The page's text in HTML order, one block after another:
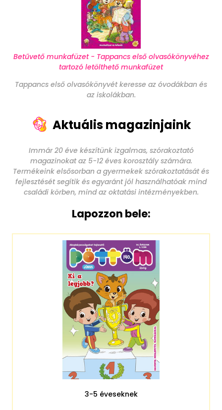
Betűvető munkafüzet - Tappancs első olvasókönyvéhez
tartozó letölthető munkafüzet
Tappancs első olvasókönyvét keresse az óvodákban és
az iskolákban.
Aktuális magazinjaink
Immár 20 éve készítünk izgalmas, szórakoztató
magazinokat az 5-12 éves korosztály számára.
Termékeink elsősorban a gyermekek szórakoztatását és
fejlesztését segítik és egyaránt jól használhatóak mind
családi körben, mind az oktatási intézményekben.
Lapozzon bele:
3-5 éveseknek